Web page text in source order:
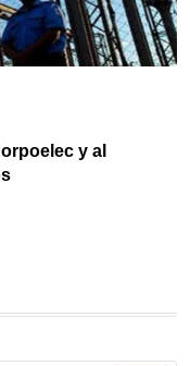
y al